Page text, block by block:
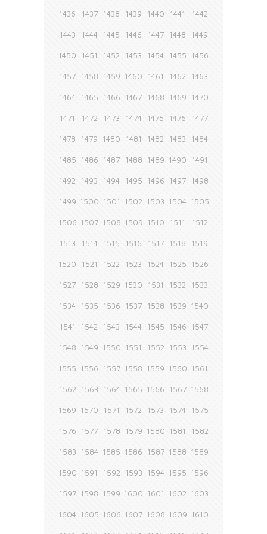
1436 1437 1438 1439 1440 1441 1442
1443 1444 1445 1446 1447 1448 1449
1450 1451 1452 1453 1454 1455 1456
1457 1458 1459 1460 1461 1462 1463
1464 1465 1466 1467 1468 1469 1470
1471 1472 1473 1474 1475 1476 1477
1478 1479 1480 1481 1482 1483 1484
1485 1486 1487 1488 1489 1490 1491
1492 1493 1494 1495 1496 1497 1498
1499 1500 1501 1502 1503 1504 1505
1506 1507 1508 1509 1510 1511 1512
1513 1514 1515 1516 1517 1518 1519
1520 1521 1522 1523 1524 1525 1526
1527 1528 1529 1530 1531 1532 1533
1534 1535 1536 1537 1538 1539 1540
1541 1542 1543 1544 1545 1546 1547
1548 1549 1550 1551 1552 1553 1554
1555 1556 1557 1558 1559 1560 1561
1562 1563 1564 1565 1566 1567 1568
1569 1570 1571 1572 1573 1574 1575
1576 1577 1578 1579 1580 1581 1582
1583 1584 1585 1586 1587 1588 1589
1590 1591 1592 1593 1594 1595 1596
1597 1598 1599 1600 1601 1602 1603
1604 1605 1606 1607 1608 1609 1610